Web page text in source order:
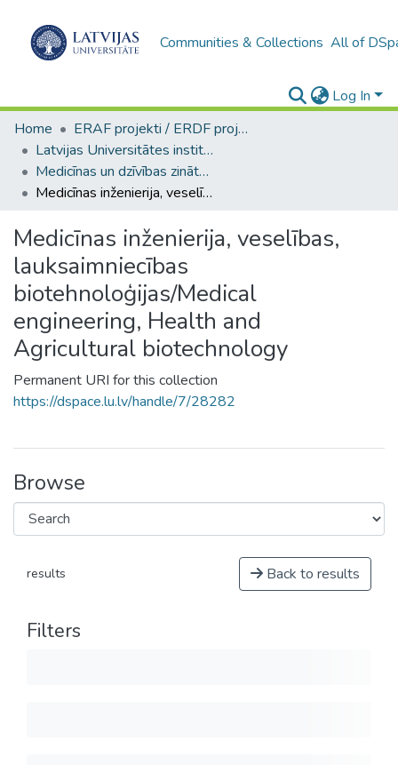
Communities & Collections All of
Log In
Home
ERAF projekti / ERDF projects
Latvijas Universitātes institucionālās kapacitātes attīstība
Medicīnas un dzīvības zinātņu nozaru galvenās publikācijas
Medicīnas inženierija, veselības, lauksaimniecības biotehnoloģijas/Medical engineering, Health and Agricultural biotechnology
Medicīnas inženierija, veselības,
lauksaimniecības
biotehnoloģijas/Medical
engineering, Health and
Agricultural biotechnology
Permanent URI for this collection
https://dspace.lu.lv/handle/7/28282
Browse
results Back to results
Filters